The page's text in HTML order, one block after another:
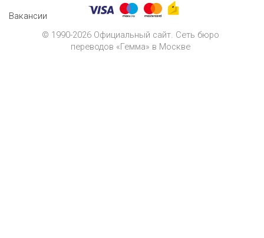
Вакансии
© 1990-2026 Официальный сайт. Сеть бюро
переводов «Гемма» в Москве